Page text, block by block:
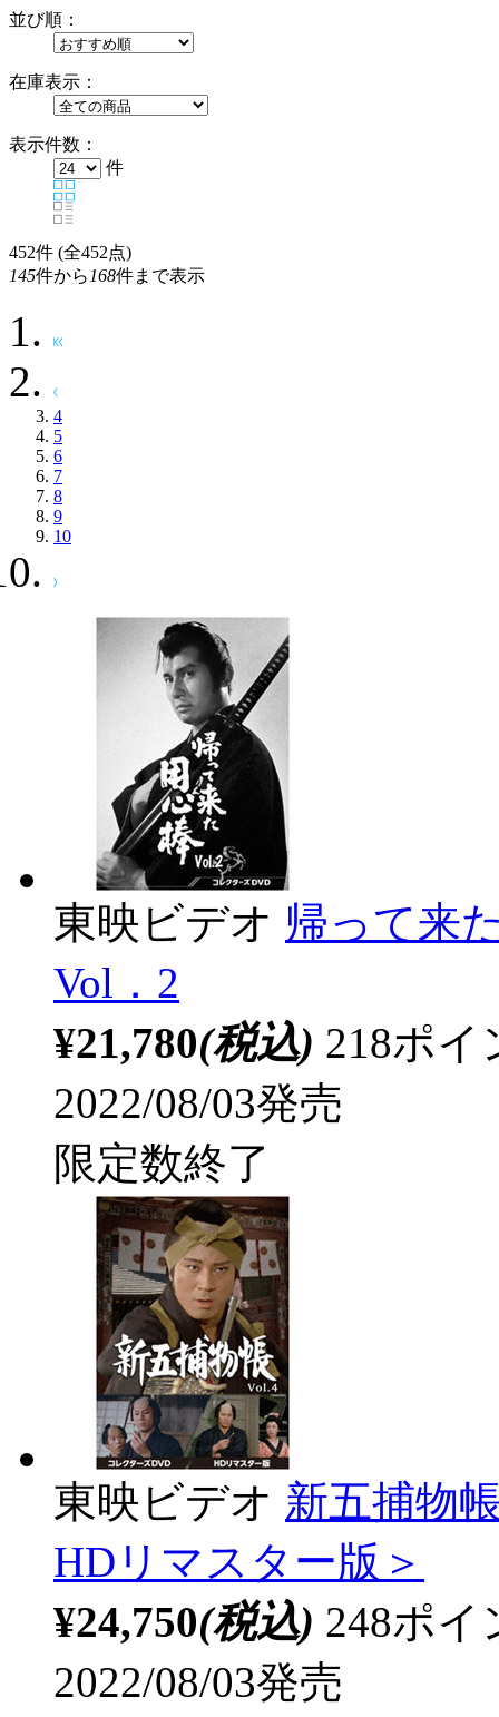
並び順：
在庫表示：
表示件数：
件
452件 (全452点)
145件から 168件まで表示
4
5
6
7
8
9
10
東映ビデオ 帰って来
Vol．2
¥21,780(税込) 218ポ
2022/08/03発売
限定数終了
東映ビデオ 新五捕物
HDリマスター版＞
¥24,750(税込) 248ポ
2022/08/03発売